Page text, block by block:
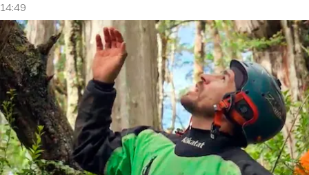
14:49